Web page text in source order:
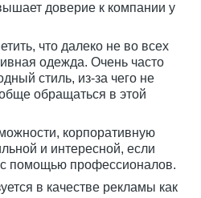
доверие к компании у
что далеко не во всех
одежда. Очень часто
стиль, из-за чего не
обращаться в этой
корпоративную
и интересной, если
с помощью профессионалов.
в качестве рекламы как